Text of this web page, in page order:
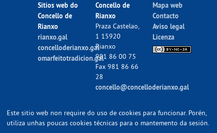
Sitios web do
Concello de
Rianxo
rianxo.gal
concelloderianxo.gal
omarfeitotradicion.gal
Concello de
Rianxo
Praza Castelao,
1 15920
Rianxo
981 86 00 75
Fax 981 86 66
28
concello@concelloderianxo.gal
Mapa web
Contacto
Aviso legal
Licenza
Este sitio web non require do uso de cookies para funcionar. Porén,
utiliza unhas poucas cookies técnicas para o mantemento da sesión.